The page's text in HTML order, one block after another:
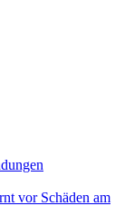
vor Schäden am